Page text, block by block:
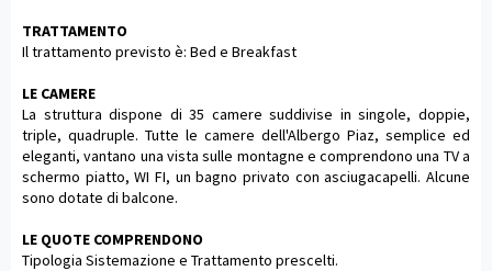
TRATTAMENTO
Il trattamento previsto è: Bed e Breakfast
LE CAMERE
La struttura dispone di 35 camere suddivise in singole, doppie,
triple, quadruple. Tutte le camere dell'Albergo Piaz, semplice ed
eleganti, vantano una vista sulle montagne e comprendono una TV a
schermo piatto, WI FI, un bagno privato con asciugacapelli. Alcune
sono dotate di balcone.
LE QUOTE COMPRENDONO
Tipologia Sistemazione e Trattamento prescelti.